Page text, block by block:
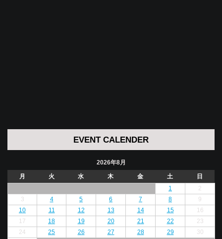
EVENT CALENDER
2026年8月
月
火 水 木 金 土
日
1
2
3
4 5 6 7 8
9
10
11 12 13 14 15
16
17
18 19 20 21 22
23
24
25 26 27 28 29
30